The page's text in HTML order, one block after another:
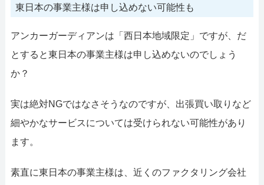
東日本の事業主様は申し込めない可能性も
アンカーガーディアンは「西日本地域限定」ですが、だ
とすると東日本の事業主様は申し込めないのでしょう
か？
実は絶対NGではなさそうなのですが、出張買い取りなど
細やかなサービスについては受けられない可能性があり
ます。
素直に東日本の事業主様は、近くのファクタリング会社